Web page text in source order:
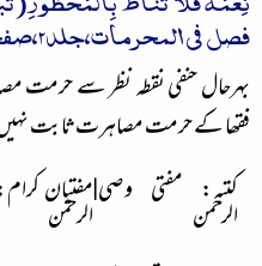
فصل فی المحرمات،جلد2،صفحہ۔106)
بہرحال حنفی نقطہ نظر سے حرمت
فقھا کے حرمت مصاہرت ثابت
کتبہ: مفتی وصی
الرحمن
|مفتیان
الرحمٰن